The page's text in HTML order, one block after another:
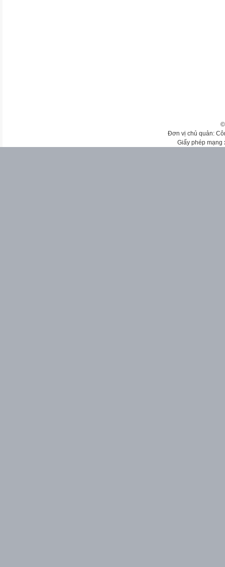
Đơn vị chủ quản:
Giấy phép mạng